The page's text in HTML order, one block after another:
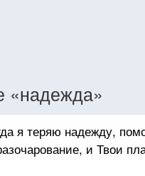
«надежда»
я теряю надежду,
и Твои